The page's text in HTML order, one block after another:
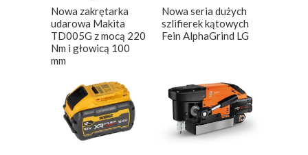
Nowa zakrętarka
udarowa Makita
TD005G z mocą 220
Nm i głowicą 100
mm
Nowa seria dużych
szlifierek kątowych
Fein AlphaGrind LG